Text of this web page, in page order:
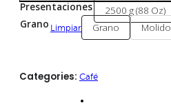
Presentaciones 2500 g (88 Oz)
Grano Limpiar Grano Molido
Categories: Café